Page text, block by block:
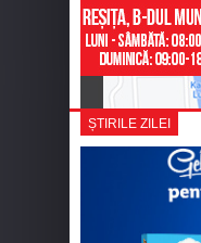
ȘTIRILE ZILEI